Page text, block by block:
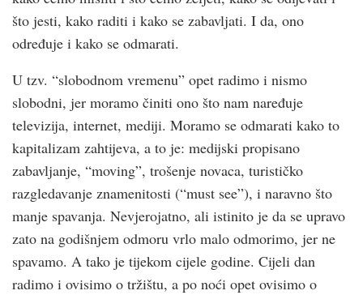
što jesti, kako raditi i kako se zabavljati. I da, ono
određuje i kako se odmarati.
U tzv. “slobodnom vremenu” opet radimo i nismo
slobodni, jer moramo činiti ono što nam naređuje
televizija, internet, mediji. Moramo se odmarati kako to
kapitalizam zahtijeva, a to je: medijski propisano
zabavljanje, “moving”, trošenje novaca, turističko
razgledavanje znamenitosti (“must see”), i naravno što
manje spavanja. Nevjerojatno, ali istinito je da se upravo
zato na godišnjem odmoru vrlo malo odmorimo, jer ne
spavamo. A tako je tijekom cijele godine. Cijeli dan
radimo i ovisimo o tržištu, a po noći opet ovisimo o